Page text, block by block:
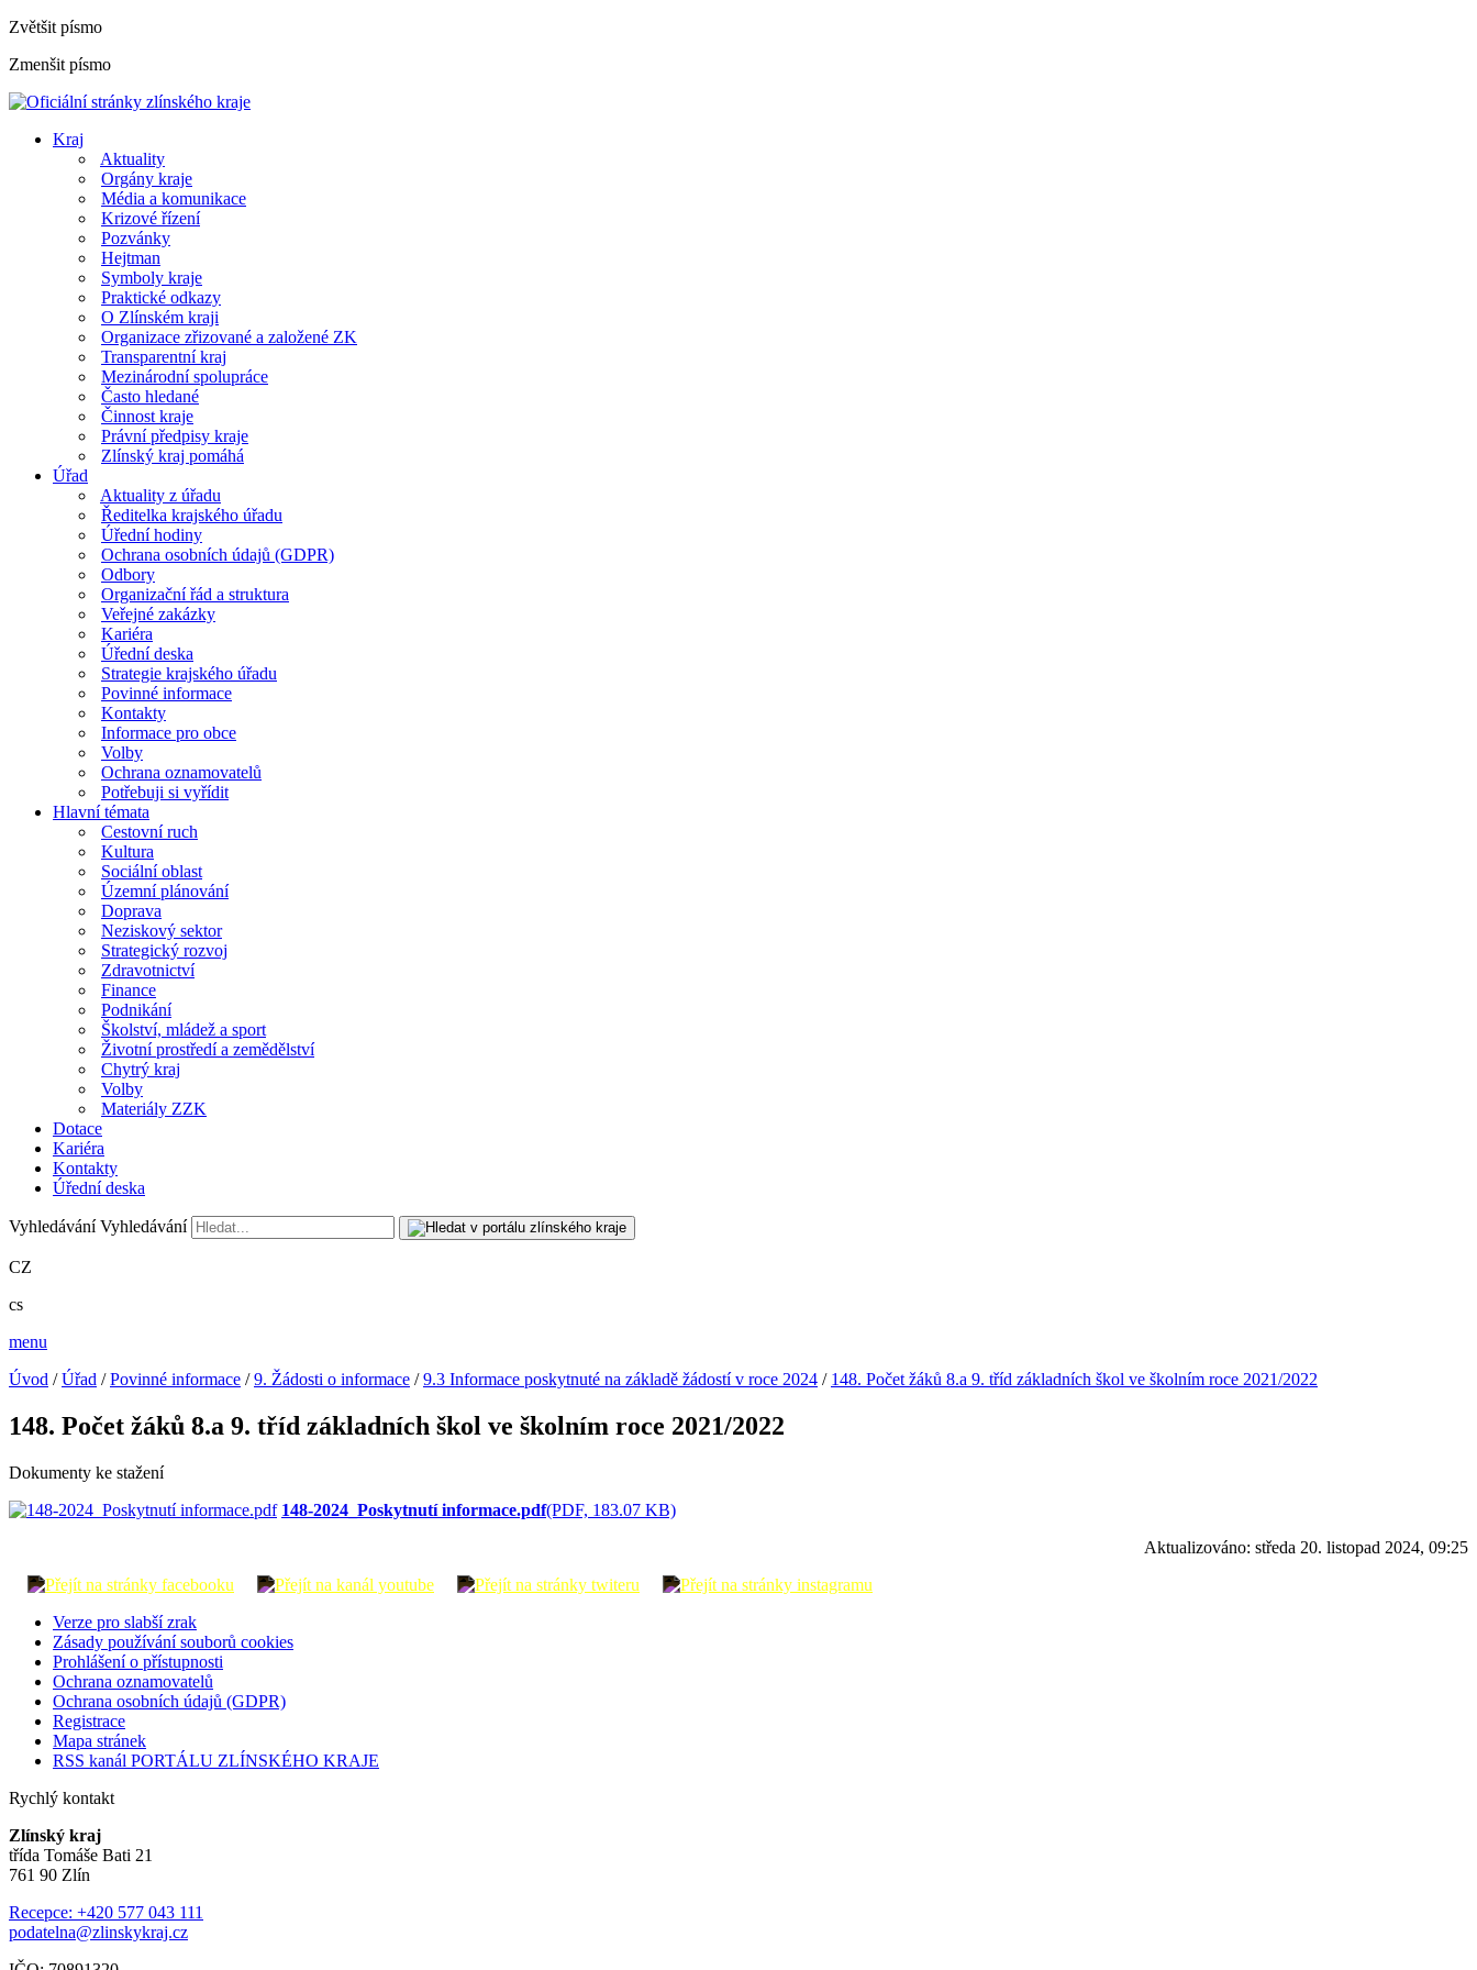
Zvětšit písmo
Zmenšit písmo
Kraj
Aktuality
Orgány kraje
Média a komunikace
Krizové řízení
Pozvánky
Hejtman
Symboly kraje
Praktické odkazy
O Zlínském kraji
Organizace zřizované a založené ZK
Transparentní kraj
Mezinárodní spolupráce
Často hledané
Činnost kraje
Právní předpisy kraje
Zlínský kraj pomáhá
Úřad
Aktuality z úřadu
Ředitelka krajského úřadu
Úřední hodiny
Ochrana osobních údajů (GDPR)
Odbory
Organizační řád a struktura
Veřejné zakázky
Kariéra
Úřední deska
Strategie krajského úřadu
Povinné informace
Kontakty
Informace pro obce
Volby
Ochrana oznamovatelů
Potřebuji si vyřídit
Hlavní témata
Cestovní ruch
Kultura
Sociální oblast
Územní plánování
Doprava
Neziskový sektor
Strategický rozvoj
Zdravotnictví
Finance
Podnikání
Školství, mládež a sport
Životní prostředí a zemědělství
Chytrý kraj
Volby
Materiály ZZK
Dotace
Kariéra
Kontakty
Úřední deska
Vyhledávání Vyhledávání
CZ
cs
menu
Úvod /Úřad /Povinné informace /9. Žádosti o informace /9.3 Informace poskytnuté na základě žádostí v roce 2024 / 148. Počet žáků 8.a 9. tříd základních škol ve školním roce 2021/2022
148. Počet žáků 8.a 9. tříd základních škol ve školním roce 2021/2022
Dokumenty ke stažení
148-2024_Poskytnutí informace.pdf(PDF, 183.07 KB)
Aktualizováno: středa 20. listopad 2024, 09:25
Verze pro slabší zrak
Zásady používání souborů cookies
Prohlášení o přístupnosti
Ochrana oznamovatelů
Ochrana osobních údajů (GDPR)
Registrace
Mapa stránek
RSS kanál PORTÁLU ZLÍNSKÉHO KRAJE
Rychlý kontakt
Zlínský kraj
třída Tomáše Bati 21
761 90 Zlín
Recepce: +420 577 043 111
podatelna@zlinskykraj.cz